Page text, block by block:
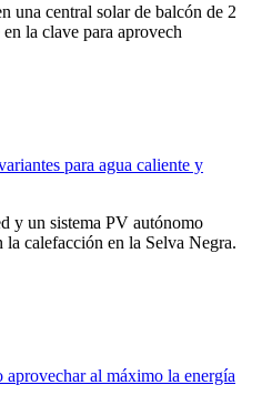
una central solar de balcón de 2
la clave para aprovech
para agua caliente y
y un sistema PV autónomo
calefacción en la Selva Negra.
al máximo la energía